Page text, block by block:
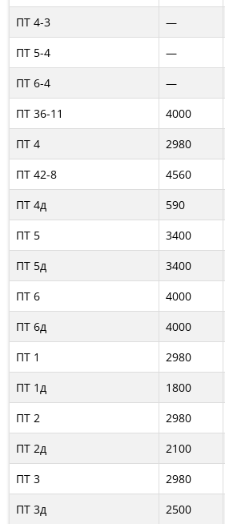
ПТ 4-3
—
ПТ 5-4
—
ПТ 6-4
—
ПТ 36-11
4000
ПТ 4
2980
ПТ 42-8
4560
ПТ 4д
590
ПТ 5
3400
ПТ 5д
3400
ПТ 6
4000
ПТ 6д
4000
ПТ 1
2980
ПТ 1д
1800
ПТ 2
2980
ПТ 2д
2100
ПТ 3
2980
ПТ 3д
2500